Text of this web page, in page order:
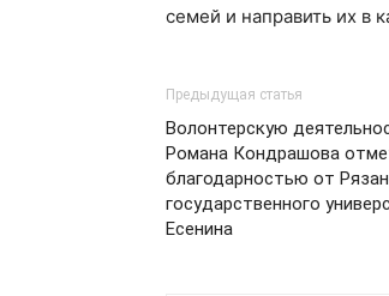
семей и направить их в
Предыдущая статья
Волонтерскую
Романа Кондрашова
благодарностью от
государственного
Есенина